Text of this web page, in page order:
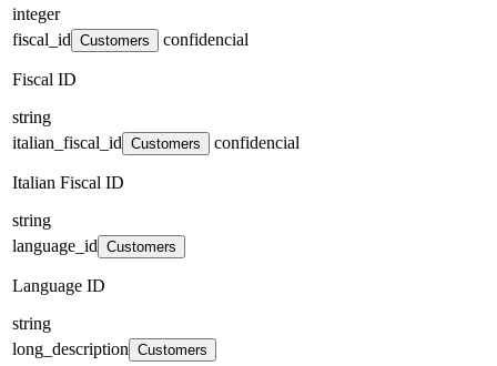
integer
fiscal_id Customers confidencial
Fiscal ID
string
italian_fiscal_id Customers confidencial
Italian Fiscal ID
string
language_id Customers
Language ID
string
long_description Customers